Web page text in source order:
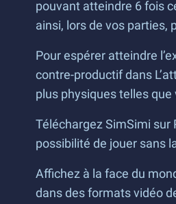
pouvant atteindre 6 fois
ainsi, lors de vos parties,
Pour espérer atteindre
contre-productif dans
plus physiques telles
Téléchargez SimSimi sur
possibilité de jouer sans
Affichez à la face du
dans des formats vidéo